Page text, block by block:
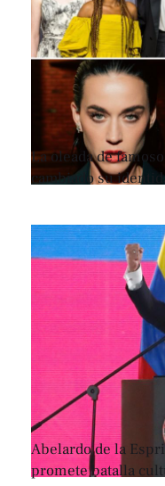
La oleada de
cambiado su
Abelardo de la
promete batalla